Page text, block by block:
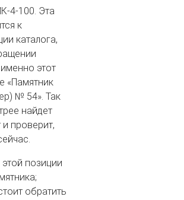
обработку персональных данных
4-100. Эта
к
каталога,
этот
«Памятник
№ 54». Так
найдет
проверит,
этой позиции
обратить